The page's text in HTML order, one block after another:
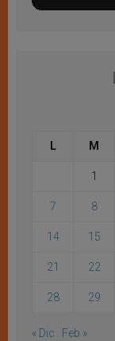
L M
1
7 8
14 15
21 22
28 29
« Dic Feb »